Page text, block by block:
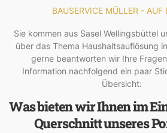
BAUSERVICE MÜLLER - AUF
Sie kommen aus Sasel Wellingsbüttel
über das Thema Haushaltsauflösung
gerne beantworten wir Ihre
Information nachfolgend ein paar
Übersicht:
Was bieten wir Ihnen im
Querschnitt unseres